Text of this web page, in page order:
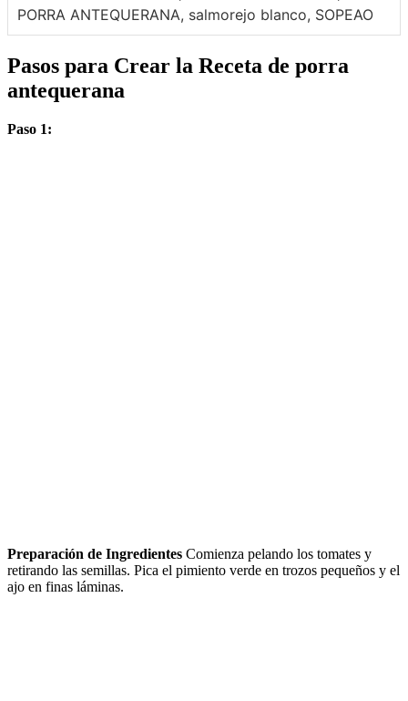
PORRA ANTEQUERANA, salmorejo blanco, SOPEAO
Pasos para Crear la Receta de porra
antequerana
Paso 1:
Preparación de Ingredientes Comienza pelando los tomates y
retirando las semillas. Pica el pimiento verde en trozos pequeños y el
ajo en finas láminas.